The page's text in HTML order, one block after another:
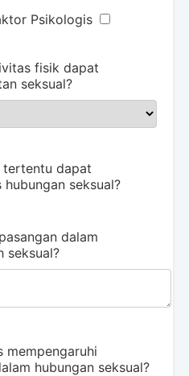
Psikologis
fisik dapat
seksual?
tertentu dapat
seksual?
dalam
seksual?
mempengaruhi
hubungan seksual?